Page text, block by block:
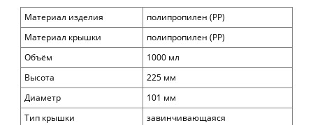
Материал изделия
полипропилен (PP)
Материал крышки
полипропилен (PP)
Объём
1000 мл
Высота
225 мм
Диаметр
101 мм
Тип крышки
завинчивающаяся